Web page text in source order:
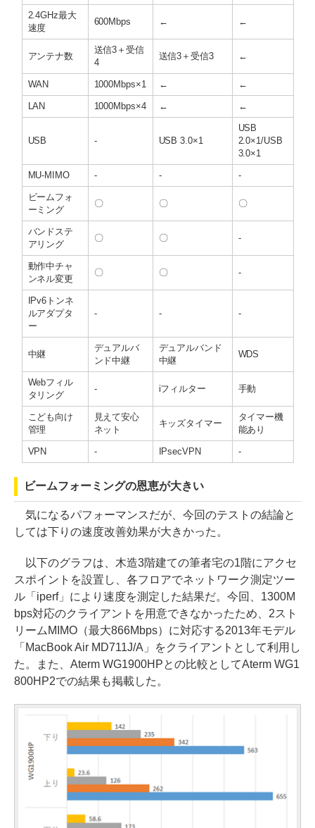
2.4GHz最大
速度
600Mbps ← ←
アンテナ数
送信3＋受信
4
送信3＋受信3 ←
WAN 1000Mbps×1 ← ←
LAN 1000Mbps×4 ← ←
USB - USB 3.0×1
USB
2.0×1/USB
3.0×1
MU-MIMO - - -
ビームフォ
ーミング
〇 〇 〇
バンドステ
アリング
〇 〇 -
動作中チャ
ンネル変更
〇 〇 -
IPv6トンネ
ルアダプタ
ー
- - -
中継
デュアルバ
ンド中継
デュアルバンド
中継
WDS
Webフィル
タリング
- iフィルター 手動
こども向け
管理
見えて安心
ネット
キッズタイマー
タイマー機
能あり
VPN - IPsecVPN -
ビームフォーミングの恩恵が大きい
気になるパフォーマンスだが、今回のテストの結論と
しては下りの速度改善効果が大きかった。
以下のグラフは、木造3階建ての筆者宅の1階にアクセ
スポイントを設置し、各フロアでネットワーク測定ツー
ル「iperf」により速度を測定した結果だ。今回、1300M
bps対応のクライアントを用意できなかったため、2スト
リームMIMO（最大866Mbps）に対応する2013年モデル
「MacBook Air MD711J/A」をクライアントとして利用し
た。また、Aterm WG1900HPとの比較としてAterm WG1
800HP2での結果も掲載した。